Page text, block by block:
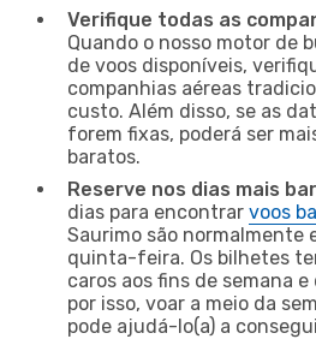
Verifique todas as
Quando o nosso motor de
de voos disponíveis,
companhias aéreas
custo. Além disso, se as
forem fixas, poderá ser
baratos.
Reserve nos dias mais
dias para encontrar voos
Saurimo são
quinta-feira. Os bilhetes
caros aos fins de semana
por isso, voar a meio da
pode ajudá-lo(a) a